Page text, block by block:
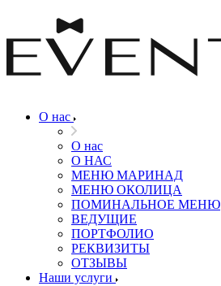
О нас
О нас
О НАС
МЕНЮ МАРИНАД
МЕНЮ ОКОЛИЦА
ПОМИНАЛЬНОЕ МЕНЮ
ВЕДУЩИЕ
ПОРТФОЛИО
РЕКВИЗИТЫ
ОТЗЫВЫ
Наши услуги